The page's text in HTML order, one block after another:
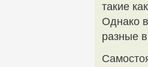
такие
Однако
разные